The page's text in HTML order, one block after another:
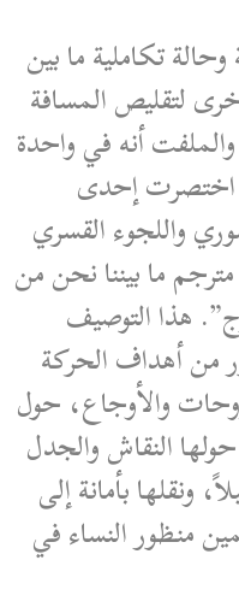
تكاملية ما بين
لتقليص المسافة
أنه في واحدة
إحدى
واللجوء القسري
ما بيننا نحن من
هذا التوصيف
من أهداف الحركة
والأوجاع، حول
النقاش والجدل
بأمانة إلى
منظور النساء في